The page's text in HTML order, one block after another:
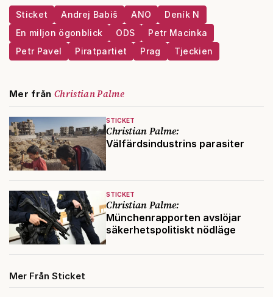
Sticket Andrej Babiš ANO
Deník N
En miljon ögonblick
ODS
Petr Macinka
Petr Pavel
Piratpartiet Prag Tjeckien
Mer från Christian Palme
STICKET
Christian Palme:
Välfärdsindustrins parasiter
STICKET
Christian Palme:
Münchenrapporten avslöjar
säkerhetspolitiskt nödläge
Mer Från Sticket